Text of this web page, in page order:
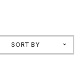
SORT BY